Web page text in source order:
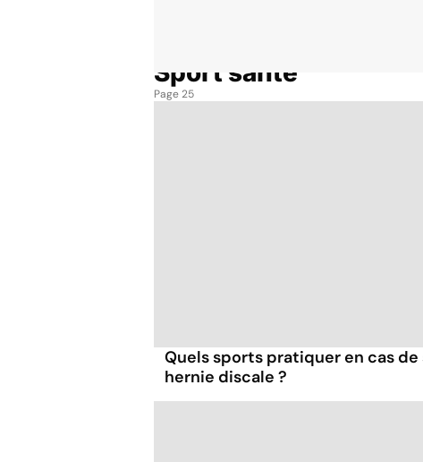
Sport santé
Page 25
Quels sports pratiquer en cas
hernie discale ?